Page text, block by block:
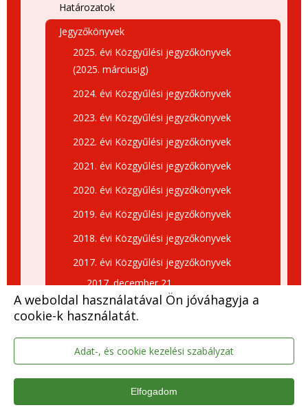
A weboldal használatával Ön jóváhagyja a
cookie-k használatát.
Adat-, és cookie kezelési szabályzat
Elfogadom
Határozatok
Jegyzőkönyvek
2025. évi Közgyűlési jegyzőkönyvek
(2025. márciusig)
2024. évi Közgyűlési jegyzőkönyvek
2023. évi Közgyűlési jegyzőkönyvek
2022. évi Közgyűlési jegyzőkönyvek
2021. évi Közgyűlési jegyzőkönyvek
2020. évi Közgyűlési jegyzőkönyvek
2019. évi Közgyűlési jegyzőkönyvek
2018. évi Közgyűlési jegyzőkönyvek
2017. évi Közgyűlési jegyzőkönyvek
2017. december 21.
közmeghallgatás
2017. december 21.
2017. november 30.
2017. október 26.